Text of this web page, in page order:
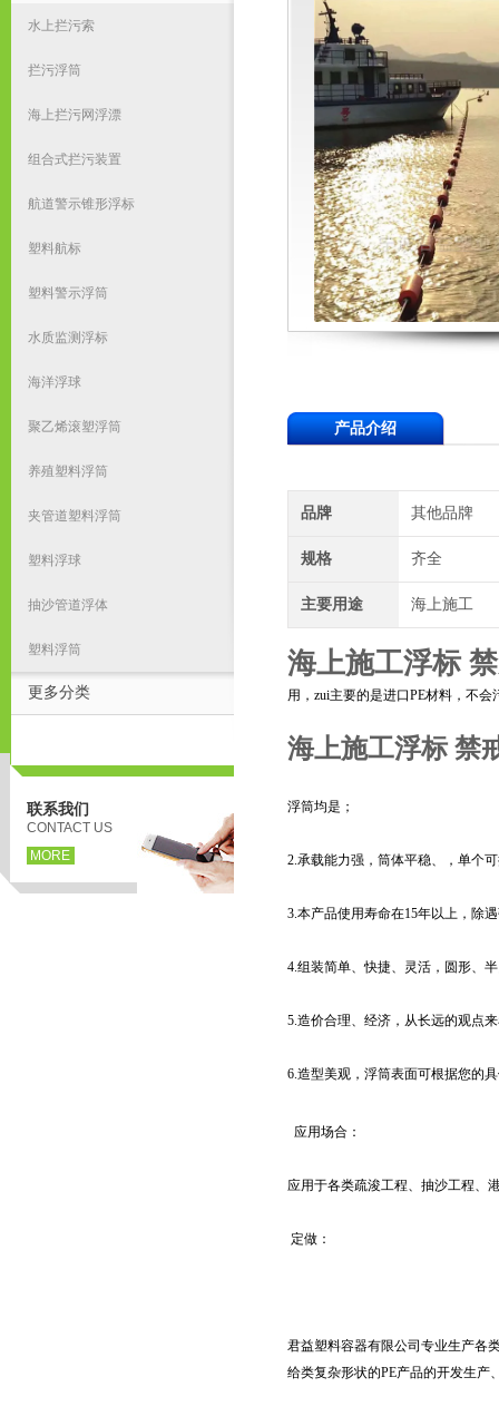
水上拦污索
拦污浮筒
海上拦污网浮漂
组合式拦污装置
航道警示锥形浮标
塑料航标
塑料警示浮筒
水质监测浮标
海洋浮球
聚乙烯滚塑浮筒
养殖塑料浮筒
夹管道塑料浮筒
塑料浮球
抽沙管道浮体
塑料浮筒
更多分类
联系我们
CONTACT US
MORE
产品介绍
品牌 其他品牌
规格 齐全
主要用途 海上施工
海上施工浮标
用，zui主要的是进口PE材料，不
海上施工浮标 禁
浮筒均是；
2.承载能力强，筒体平稳、，单个
3.本产品使用寿命在15年以上，除
4.组装简单、快捷、灵活，圆形、
5.造价合理、经济，从长远的观点
6.造型美观，浮筒表面可根据您的
应用场合：
应用于各类疏浚工程、抽沙工程、
定做：
君益塑料容器有限公司专业生产各
给类复杂形状的PE产品的开发生产